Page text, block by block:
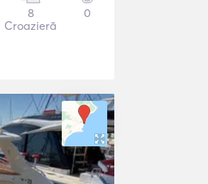
8
Croazieră
0